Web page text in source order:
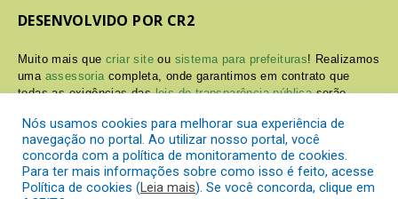
DESENVOLVIDO POR CR2
Muito mais quecriar site ou sistema para prefeituras! Realizamos
uma assessoria completa, onde garantimos em contrato que
todas as exigências dasleis de transparência públicaserão
Conheça oPNTPe oRadar da Transparência Pública
Nós usamos cookies para melhorar sua experiência de
navegação no portal. Ao utilizar nosso portal, você
concorda com a política de monitoramento de cookies.
Para ter mais informações sobre como isso é feito, acesse
Política de cookies (Leia mais). Se você concorda, clique em